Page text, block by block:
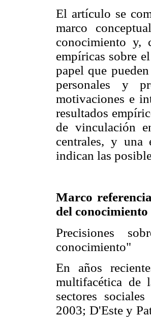
El artículo se
marco
conocimiento y,
empíricas sobre
papel que
personales y
motivaciones e
resultados
de vinculación
centrales, y una
indican las
Marco
del conocimiento
Precisiones
conocimiento"
En años
multifacética de
sectores
2003; D'Este y